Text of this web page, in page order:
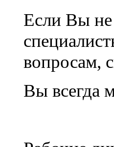
Если Вы не
вопросам,
Вы всегда